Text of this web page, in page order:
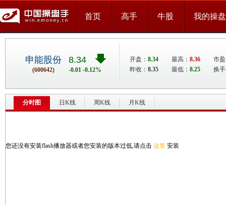
首页 高手 牛股 我的操
申能股份
(600642)
8.34
-0.01 -0.12%
开盘： 8.34 最高： 8.36
市
昨收： 8.35 最低： 8.25 换
分时图 日K线 周K线 月K线
您还没有安装flash播放器或者您安装的版本过低,请点击 这里 安装